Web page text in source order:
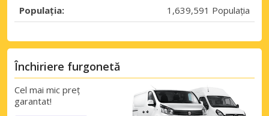
Populația: 1,639,591 Populația
Închiriere furgonetă
Cel mai mic preț
garantat!